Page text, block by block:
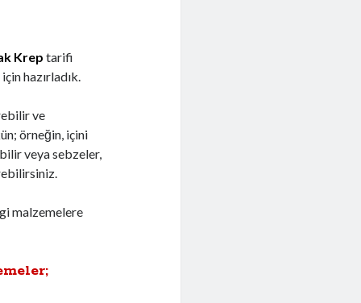
Krep tarifi
hazırladık.
ve
örneğin, içini
veya sebzeler,
malzemelere